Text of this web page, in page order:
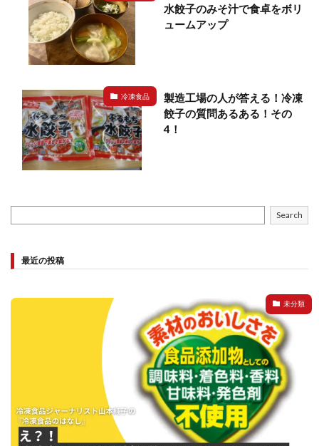
水餃子のみそ汁で食卓をボリ
ュームアップ
冷凍食品
製造工場の人が答える！冷凍
餃子の質問あるある！その
4！
Search
最近の投稿
未分類